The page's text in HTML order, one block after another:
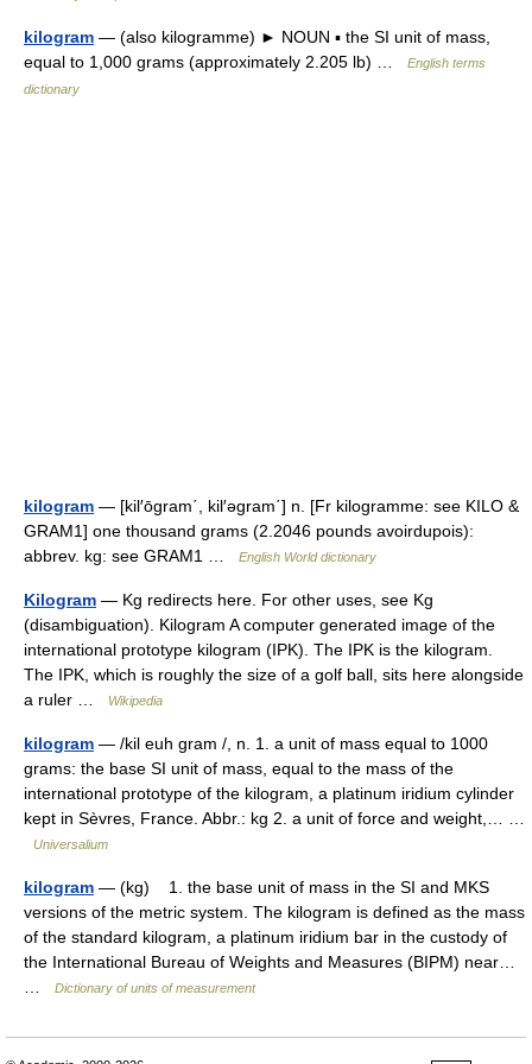
kilogram — (also kilogramme) ► NOUN ▪ the SI unit of mass,
equal to 1,000 grams (approximately 2.205 lb) …
English terms
dictionary
kilogram — [kil′ōgram΄, kil′əgram΄] n. [Fr kilogramme: see KILO &
GRAM1] one thousand grams (2.2046 pounds avoirdupois):
abbrev. kg: see GRAM1 …
English World dictionary
Kilogram — Kg redirects here. For other uses, see Kg
(disambiguation). Kilogram A computer generated image of the
international prototype kilogram (IPK). The IPK is the kilogram.
The IPK, which is roughly the size of a golf ball, sits here alongside
a ruler …
Wikipedia
kilogram — /kil euh gram /, n. 1. a unit of mass equal to 1000
grams: the base SI unit of mass, equal to the mass of the
international prototype of the kilogram, a platinum iridium cylinder
kept in Sèvres, France. Abbr.: kg 2. a unit of force and weight,… …
Universalium
kilogram — (kg) 1. the base unit of mass in the SI and MKS
versions of the metric system. The kilogram is defined as the mass
of the standard kilogram, a platinum iridium bar in the custody of
the International Bureau of Weights and Measures (BIPM) near…
Dictionary of units of measurement